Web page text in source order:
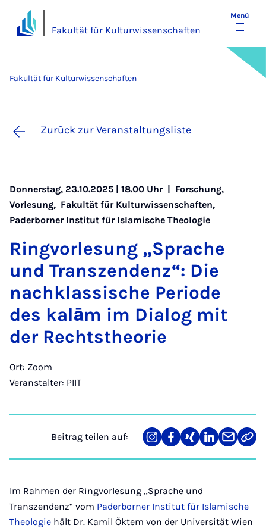
Fakultät für Kulturwissenschaften
Menü
Fakultät für Kulturwissenschaften
Zurück zur Veranstaltungsliste
Donnerstag, 23.10.2025 | 18.00 Uhr | Forschung,
Vorlesung, Fakultät für Kulturwissenschaften,
Paderborner Institut für Islamische Theologie
Ring­vor­le­sung „Spra­che
und Tran­szen­denz“: Die
nach­klas­si­sche Pe­ri­o­de
des ka­lām im Di­a­log mit
der Rechts­the­o­rie
Ort: Zoom
Veranstalter: PIIT
Beitrag teilen auf:
Teilen
auf
Teilen
auf
Teilen
auf
Teilen
auf
Teilen
über
Link
Im Rahmen der Ringvorlesung „Sprache und
Transzendenz“ vom Paderborner Institut für Islamische
Theologie hält Dr. Kamil Öktem von der Universität Wien